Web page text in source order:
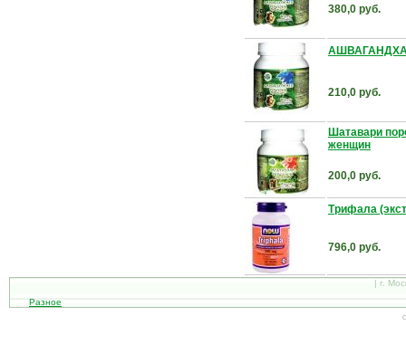
380,0 руб.
АШВАГАНДХА
210,0 руб.
Шатавари
женщин
200,0 руб.
Трифала
796,0 руб.
| г.
Разное